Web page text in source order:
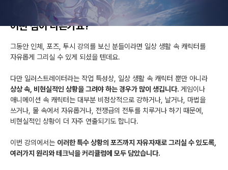
앞선 포즈 연출 강의와
어떤 점이 다른가요?
그동안 인체, 포즈, 투시 강의를 보신 분들이라면 일상 생활 속 캐릭터를
자유롭게 그리실 수 있게 되셨을 텐데요.
다만 일러스트레이터라는 작업 특성상, 일상 생활 속 캐릭터 뿐만 아니라
상상 속, 비현실적인 상황을 그려야 하는 경우가 많이 생깁니다. 게임이나
애니메이션 속 캐릭터는 대부분 비정상적으로 강하거나, 날거나, 마법을
쓰거나, 물 속에서 자유롭거나, 전쟁급의 전투를 치루거나 하기 때문에,
비현실적인 상황이 더 자주 연출되기도 합니다.
이번 강의에서는 이러한 특수 상황의 포즈까지 자유자재로 그리실 수 있도록,
여러가지 원리와 테크닉을 커리큘럼에 모두 담았습니다.